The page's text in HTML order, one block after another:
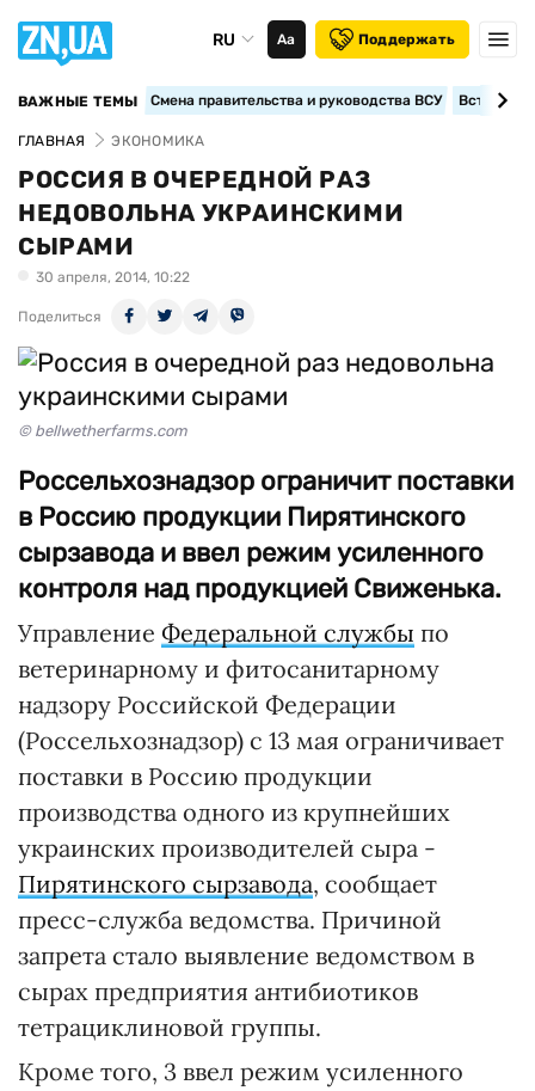
RU Аа Поддержать
ВАЖНЫЕ ТЕМЫ Смена правительства и руководства ВСУ
ГЛАВНАЯ ЭКОНОМИКА
РОССИЯ В ОЧЕРЕДНОЙ РАЗ
НЕДОВОЛЬНА УКРАИНСКИМИ
СЫРАМИ
30 апреля, 2014, 10:22
Поделиться
© bellwetherfarms.com
Россельхознадзор ограничит поставки
в Россию продукции Пирятинского
сырзавода и ввел режим усиленного
контроля над продукцией Свиженька.
Управление Федеральной службы по
ветеринарному и фитосанитарному
надзору Российской Федерации
(Россельхознадзор) с 13 мая ограничивает
поставки в Россию продукции
производства одного из крупнейших
украинских производителей сыра -
Пирятинского сырзавода, сообщает
пресс-служба ведомства. Причиной
запрета стало выявление ведомством в
сырах предприятия антибиотиков
тетрациклиновой группы.
Кроме того, 3 ввел режим усиленного